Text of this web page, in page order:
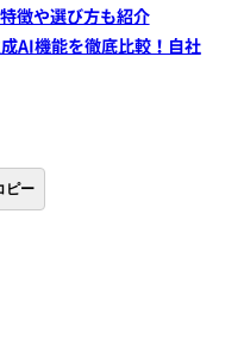
徴や選び方も紹介
AI機能を徹底比較！自社
ピー